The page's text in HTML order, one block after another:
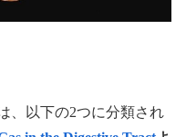
、以下の2つに分類され